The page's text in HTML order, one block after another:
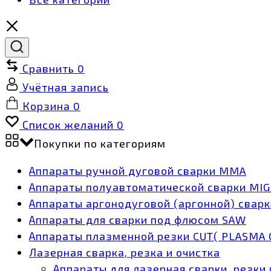
Сравнить 0
Учётная запись
Корзина 0
Список желаний 0
Покупки по категориям
Аппараты ручной дуговой сварки MMA
Аппараты полуавтоматической сварки
Аппараты аргонодуговой (аргонной)
Аппараты для сварки под флюсом SAW
Аппараты плазменной резки CUT( PLASMA
Лазерная сварка, резка и очистка